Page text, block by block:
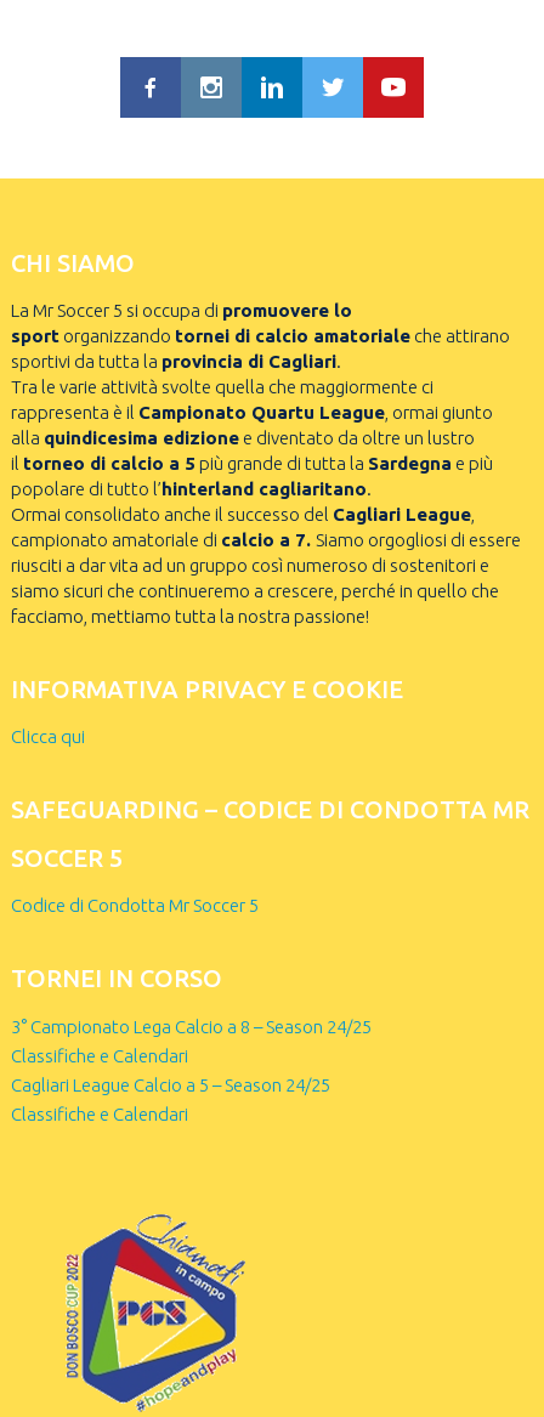
CHI SIAMO
La Mr Soccer 5 si occupa di promuovere lo
sportorganizzando tornei di calcio amatorialeche attirano
sportivi da tutta la provincia di Cagliari.
Tra le varie attività svolte quella che maggiormente ci
rappresenta è il Campionato Quartu League, ormai giunto
alla quindicesima edizionee diventato da oltre un lustro
il torneo di calcio a 5 più grande di tutta la Sardegna e più
popolare di tutto l’hinterland cagliaritano.
Ormai consolidato anche il successo del Cagliari League,
campionato amatoriale di calcio a 7. Siamo orgogliosi di essere
riusciti a dar vita ad un gruppo così numeroso di sostenitori e
siamo sicuri che continueremo a crescere, perché in quello che
facciamo, mettiamo tutta la nostra passione!
INFORMATIVA PRIVACY E COOKIE
Clicca qui
SAFEGUARDING – CODICE DI CONDOTTA MR
SOCCER 5
Codice di Condotta Mr Soccer 5
TORNEI IN CORSO
3° Campionato Lega Calcio a 8 – Season 24/25
Classifiche e Calendari
Cagliari League Calcio a 5 – Season 24/25
Classifiche e Calendari